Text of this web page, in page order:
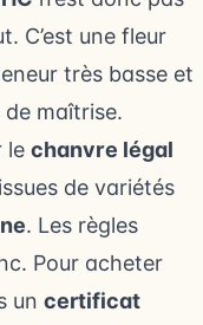
C’est une fleur
très basse et
maîtrise.
le chanvre légal
de variétés
. Les règles
Pour acheter
un certificat